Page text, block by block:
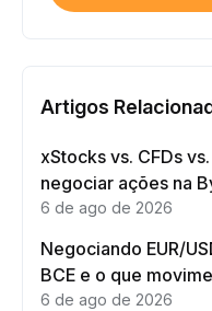
Artigos
xStocks vs. CFDs
negociar ações na
6 de ago de 2026
Negociando EUR/
BCE e o que
6 de ago de 2026